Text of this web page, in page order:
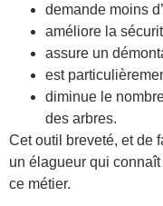
demande moins
améliore la
assure un
est
diminue le
des arbres.
Cet outil breveté, et de
un élagueur qui
ce métier.